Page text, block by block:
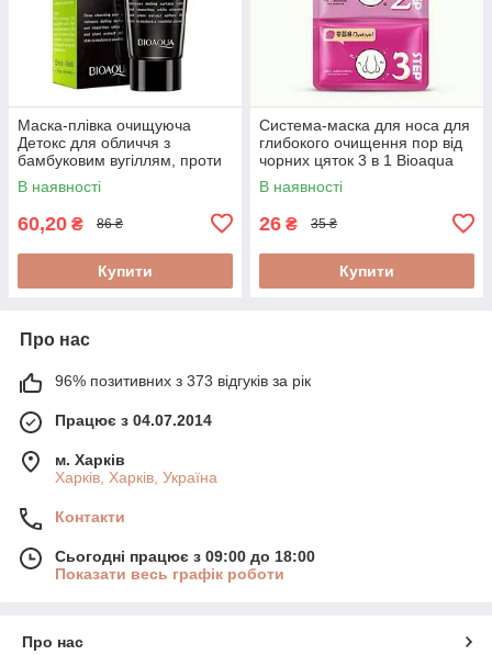
Маска-плівка очищуюча
Детокс для обличчя з
бамбуковим вугіллям, проти
чорних цяток та для
звуження пор BIOAQUA 60ml
В наявності
60,20 ₴ 86 ₴
Купити
Система-маска для носа для
глибокого очищення пор від
чорних цяток 3 в 1 Bioaqua
В наявності
26 ₴ 35 ₴
Купити
Про нас
96% позитивних з 373 відгуків за рік
Працює з 04.07.2014
м. Харків
Харків, Харків, Україна
Контакти
Сьогодні працює з 09:00 до 18:00
Показати весь графік роботи
Про нас